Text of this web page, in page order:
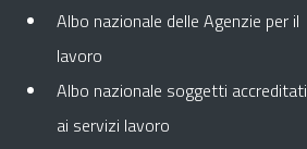
Albo nazionale delle Agenzie per il
lavoro
Albo nazionale soggetti accreditati
ai servizi lavoro